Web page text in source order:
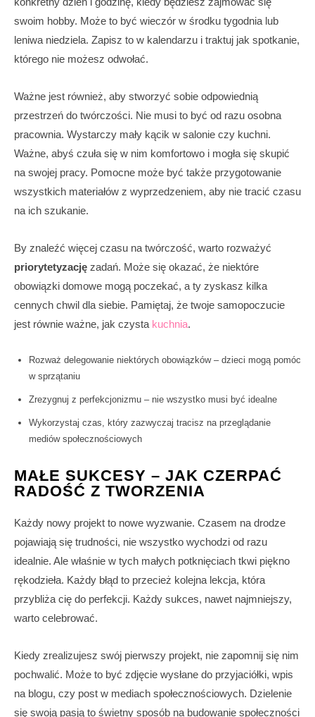
swoim hobby. Może to być wieczór w środku tygodnia lub
leniwa niedziela. Zapisz to w kalendarzu i traktuj jak spotkanie,
którego nie możesz odwołać.
Ważne jest również, aby stworzyć sobie odpowiednią
przestrzeń do twórczości. Nie musi to być od razu osobna
pracownia. Wystarczy mały kącik w salonie czy kuchni.
Ważne, abyś czuła się w nim komfortowo i mogła się skupić
na swojej pracy. Pomocne może być także przygotowanie
wszystkich materiałów z wyprzedzeniem, aby nie tracić czasu
na ich szukanie.
By znaleźć więcej czasu na twórczość, warto rozważyć
priorytetyzację zadań. Może się okazać, że niektóre
obowiązki domowe mogą poczekać, a ty zyskasz kilka
cennych chwil dla siebie. Pamiętaj, że twoje samopoczucie
jest równie ważne, jak czysta kuchnia.
Rozważ delegowanie niektórych obowiązków – dzieci mogą pomóc
w sprzątaniu
Zrezygnuj z perfekcjonizmu – nie wszystko musi być idealne
Wykorzystaj czas, który zazwyczaj tracisz na przeglądanie
mediów społecznościowych
MAŁE SUKCESY – JAK CZERPAĆ
RADOŚĆ Z TWORZENIA
Każdy nowy projekt to nowe wyzwanie. Czasem na drodze
pojawiają się trudności, nie wszystko wychodzi od razu
idealnie. Ale właśnie w tych małych potknięciach tkwi piękno
rękodzieła. Każdy błąd to przecież kolejna lekcja, która
przybliża cię do perfekcji. Każdy sukces, nawet najmniejszy,
warto celebrować.
Kiedy zrealizujesz swój pierwszy projekt, nie zapomnij się nim
pochwalić. Może to być zdjęcie wysłane do przyjaciółki, wpis
na blogu, czy post w mediach społecznościowych. Dzielenie
się swoją pasją to świetny sposób na budowanie społeczności